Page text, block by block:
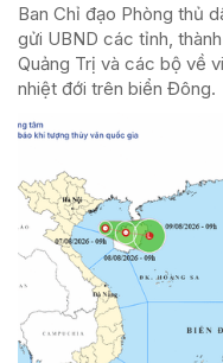
Ban Chỉ đạo Phòng thủ
gửi UBND các tỉnh,
Quảng Trị và các bộ về
nhiệt đới trên biển Đông.